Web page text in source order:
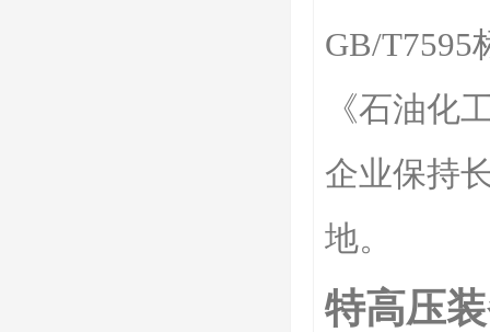
GB/T7595
《石油化
企业保持
地。
特高压